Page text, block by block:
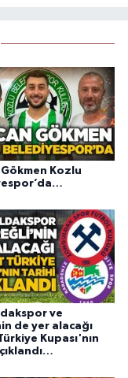
Gökmen Kozlu
ve
de yer alacağı
Kupası'nın